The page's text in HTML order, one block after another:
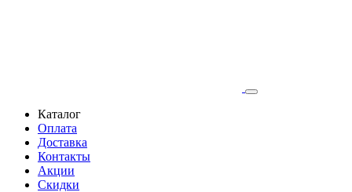
Каталог
Оплата
Доставка
Контакты
Акции
Скидки